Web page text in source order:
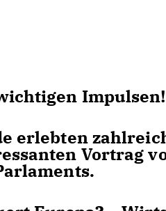
Impulsen!
erlebten
Vortrag